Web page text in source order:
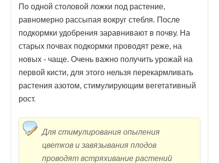
По одной столовой ложки под растение,
равномерно рассыпая вокруг стебля. После
подкормки удобрения заравнивают в почву. На
старых почвах подкормки проводят реже, на
новых - чаще. Очень важно получить урожай на
первой кисти, для этого нельзя перекармливать
растения азотом, стимулирующим вегетативный
рост.
Для стимулирования опыления
цветков и завязывания плодов
проводят встряхивание растений